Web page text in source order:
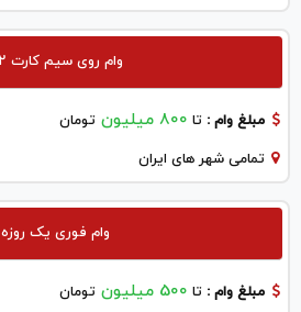
وام روی سیم کارت ۹۱۲
مبلغ وام : تا 800 میلیون تومان
تمامی شهر های ایران
وام فوری یک روزه
مبلغ وام : تا 500 میلیون تومان